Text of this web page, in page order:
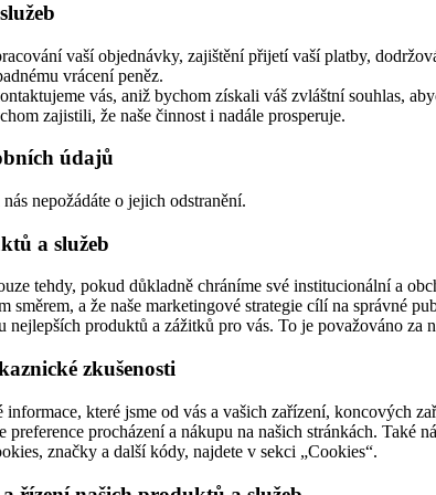
vaší objednávky, zajištění přijetí vaší platby,
vrácení peněz.
vás, aniž bychom získali váš zvláštní souhlas,
zajistili, že naše činnost i nadále prosperuje.
údajů
nepožádáte o jejich odstranění.
a služeb
tehdy, pokud důkladně chráníme své institucionální a
a že naše marketingové strategie cílí na správné
nejlepších produktů a zážitků pro vás. To je považováno
zkušenosti
informace, které jsme od vás a vašich zařízení, koncových
preference procházení a nákupu na našich stránkách.
značky a další kódy, najdete v sekci „Cookies“.